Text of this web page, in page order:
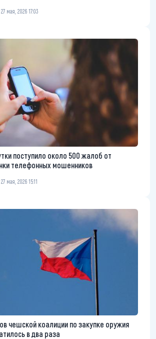
27 мая, 2026 17:03
поступило около 500 жалоб от
телефонных мошенников
27 мая, 2026 15:11
чешской коалиции по закупке оружия
в два раза